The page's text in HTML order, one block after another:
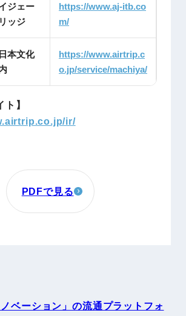
ジェー
ッジ
https://www.aj-itb.co
m/
本文化
https://www.airtrip.c
o.jp/service/machiya/
ト】
ir/
PDFで見る
ノベーション」の流通プラットフォ